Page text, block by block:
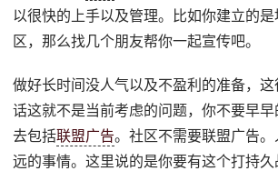
以很快的上手以及管理。比如你建立的
区，那么找几个朋友帮你一起宣传吧。
做好长时间没人气以及不盈利的准备，
话这就不是当前考虑的问题，你不要早早
去包括联盟广告。社区不需要联盟广告
远的事情。这里说的是你要有这个打持久